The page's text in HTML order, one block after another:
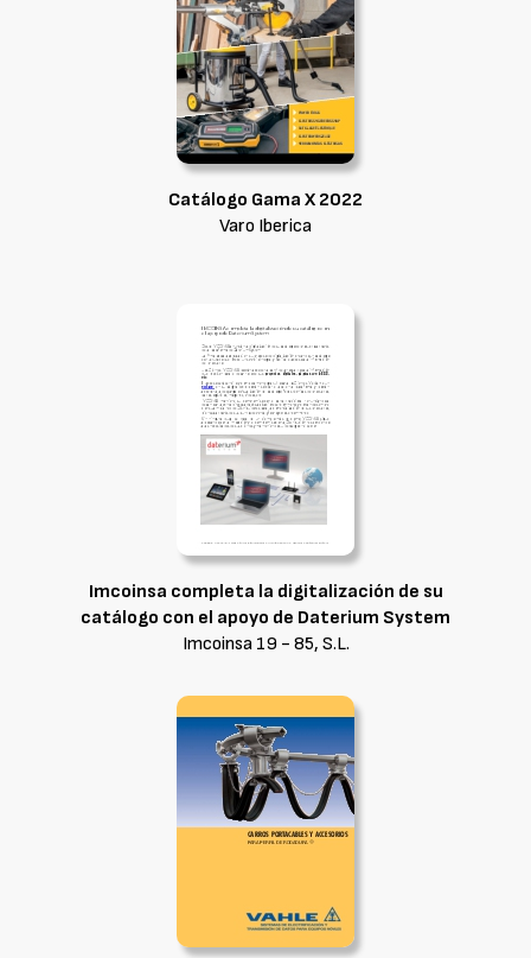
Catálogo Gama X 2022
Varo Iberica
Imcoinsa completa la digitalización de su
catálogo con el apoyo de Daterium System
Imcoinsa 19 - 85, S.L.